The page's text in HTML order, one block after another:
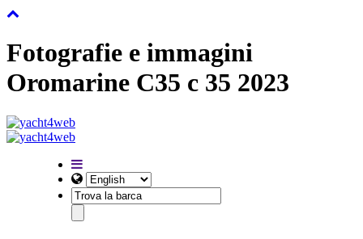
Fotografie e immagini
Oromarine C35 c 35 2023